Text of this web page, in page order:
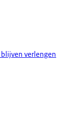
verlengen